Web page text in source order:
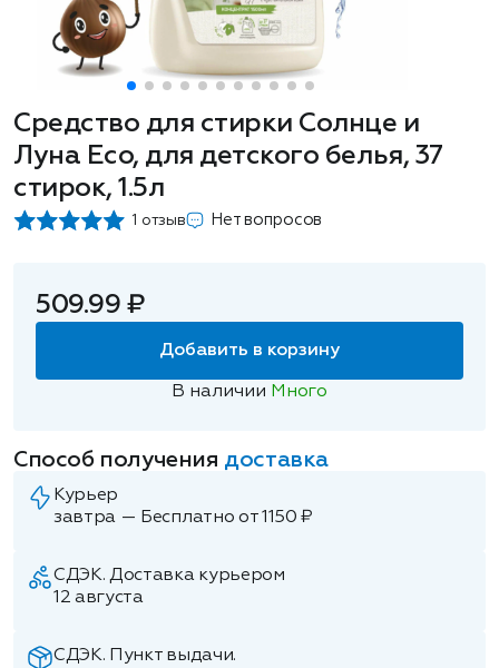
Средство для стирки Солнце и
Луна Eco, для детского белья, 37
стирок, 1.5л
1 отзыв Нет вопросов
509.99 ₽
Добавить в корзину
В наличии Много
Способ получения доставка
Курьер
завтра — Бесплатно от 1150 ₽
СДЭК. Доставка курьером
12 августа
СДЭК. Пункт выдачи.